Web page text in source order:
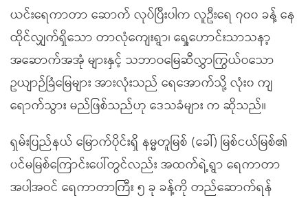
ယင်းရေကာတာ ဆောက် လုပ်ပြီးပါက လူဦးရေ ၇၀၀ ခန့် နေ
ထိုင်လျှက်ရှိသော တာလုံကျေးရွာ၊ ရှေ့ဟောင်းသာသနာ့
အဆောက်အအုံ များနှင့် သဘာဝမြေဆီလွှာကြွယ်ဝသော
ဥယျာဉ်ခြံမြေများ အားလုံးသည် ရေအောက်သို့ လုံး၀ ကျ
ရောက်သွား မည်ဖြစ်သည်ဟု ဒေသခံများ က ဆိုသည်။
ရှမ်းပြည်နယ် မြောက်ပိုင်းရှိ နမ္မတူမြစ် (ခေါ်) မြစ်ငယ်မြစ်၏
ပင်မမြစ်ကြောင်းပေါ်တွင်လည်း အထက်ရဲ့ရွာ ရေကာတာ
အပါအဝင် ရေကာတာကြီး ၅ ခု ခန့်ကို တည်ဆောက်ရန်